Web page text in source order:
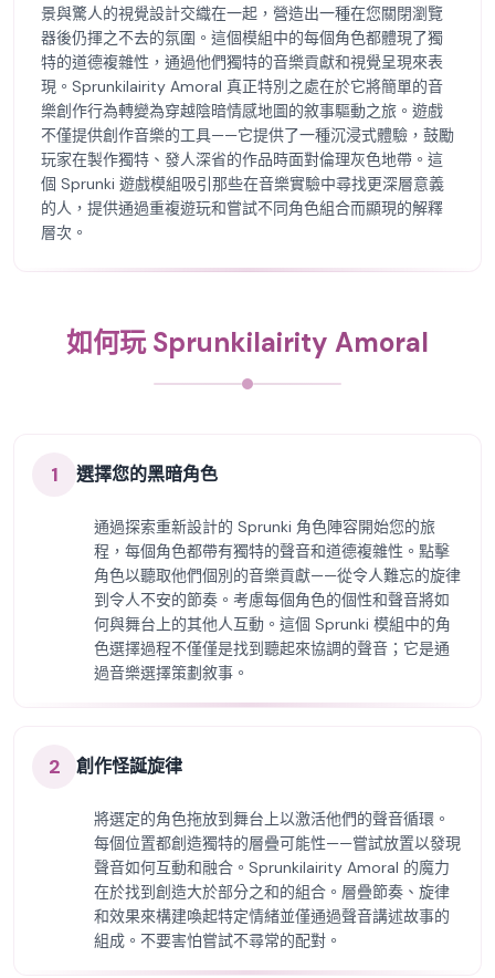
景與驚人的視覺設計交織在一起，營造出一種在您關閉瀏覽
器後仍揮之不去的氛圍。這個模組中的每個角色都體現了獨
特的道德複雜性，通過他們獨特的音樂貢獻和視覺呈現來表
現。Sprunkilairity Amoral 真正特別之處在於它將簡單的音
樂創作行為轉變為穿越陰暗情感地圖的敘事驅動之旅。遊戲
不僅提供創作音樂的工具——它提供了一種沉浸式體驗，鼓勵
玩家在製作獨特、發人深省的作品時面對倫理灰色地帶。這
個 Sprunki 遊戲模組吸引那些在音樂實驗中尋找更深層意義
的人，提供通過重複遊玩和嘗試不同角色組合而顯現的解釋
層次。
如何玩 Sprunkilairity Amoral
1 選擇您的黑暗角色
通過探索重新設計的 Sprunki 角色陣容開始您的旅
程，每個角色都帶有獨特的聲音和道德複雜性。點擊
角色以聽取他們個別的音樂貢獻——從令人難忘的旋律
到令人不安的節奏。考慮每個角色的個性和聲音將如
何與舞台上的其他人互動。這個 Sprunki 模組中的角
色選擇過程不僅僅是找到聽起來協調的聲音；它是通
過音樂選擇策劃敘事。
2 創作怪誕旋律
將選定的角色拖放到舞台上以激活他們的聲音循環。
每個位置都創造獨特的層疊可能性——嘗試放置以發現
聲音如何互動和融合。Sprunkilairity Amoral 的魔力
在於找到創造大於部分之和的組合。層疊節奏、旋律
和效果來構建喚起特定情緒並僅通過聲音講述故事的
組成。不要害怕嘗試不尋常的配對。